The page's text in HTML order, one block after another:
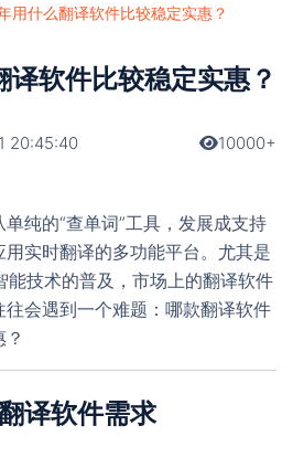
用什么翻译软件比较稳定实惠？
软件比较稳定实惠？
20:45:40 10000+
纯的“查单词”工具，发展成支持
实时翻译的多功能平台。尤其是
技术的普及，市场上的翻译软件
会遇到一个难题： 哪款翻译软件
译软件需求